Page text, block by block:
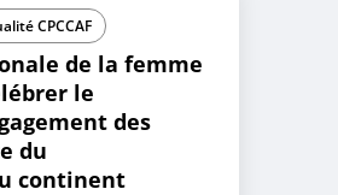
CPCCAF
de la femme
le
des
du
continent